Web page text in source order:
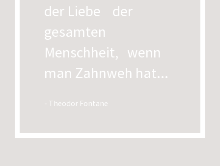
der Liebe der
gesamten
Menschheit, wenn
man Zahnweh hat...
- Theodor Fontane